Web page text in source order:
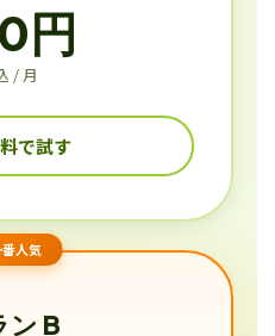
円
/ 月
で試す
人気
ン B